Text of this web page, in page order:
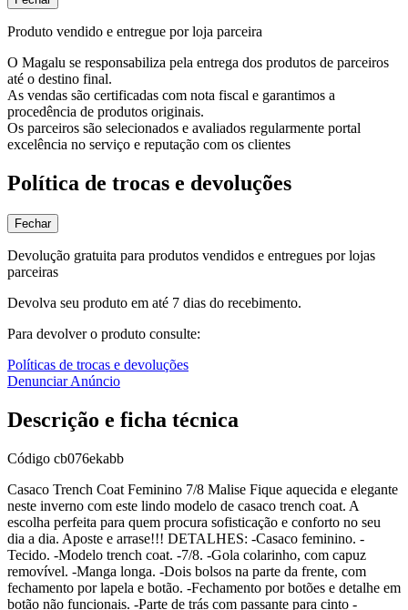
Produto vendido e entregue por loja parceira
O Magalu se responsabiliza pela entrega dos produtos de parceiros
até o destino final.
As vendas são certificadas com nota fiscal e garantimos a
procedência de produtos originais.
Os parceiros são selecionados e avaliados regularmente portal
excelência no serviço e reputação com os clientes
Política de trocas e devoluções
Fechar
Devolução gratuita para produtos vendidos e entregues por lojas
parceiras
Devolva seu produto em até 7 dias do recebimento.
Para devolver o produto consulte:
Políticas de trocas e devoluções
Denunciar Anúncio
Descrição e ficha técnica
Código cb076ekabb
Casaco Trench Coat Feminino 7/8 Malise Fique aquecida e elegante
neste inverno com este lindo modelo de casaco trench coat. A
escolha perfeita para quem procura sofisticação e conforto no seu
dia a dia. Aposte e arrase!!! DETALHES: -Casaco feminino. -
Tecido. -Modelo trench coat. -7/8. -Gola colarinho, com capuz
removível. -Manga longa. -Dois bolsos na parte da frente, com
fechamento por lapela e botão. -Fechamento por botões e detalhe em
botão não funcionais. -Parte de trás com passante para cinto -